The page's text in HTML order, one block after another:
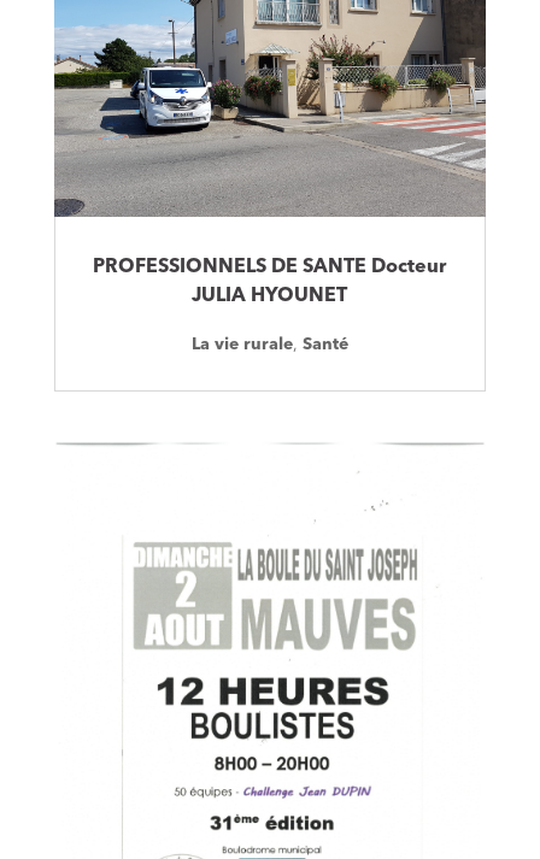
PROFESSIONNELS DE SANTE Docteur
JULIA HYOUNET
La vie rurale, Santé